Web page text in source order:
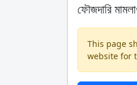
ফৌজদারি
This page
website for